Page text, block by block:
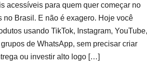
acessíveis para quem quer começar no
no Brasil. E não é exagero. Hoje você
usando TikTok, Instagram, YouTube,
de WhatsApp, sem precisar criar
ou investir alto logo […]